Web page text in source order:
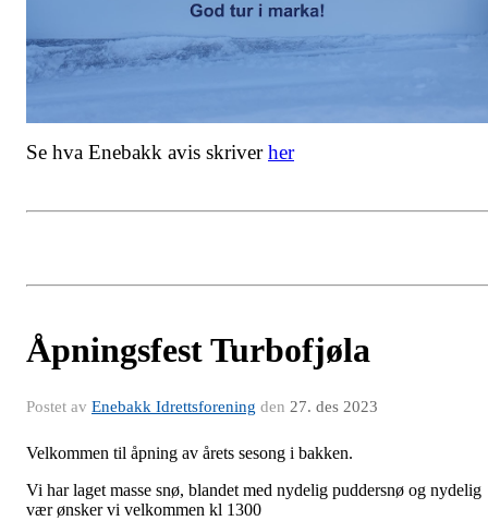
Se hva Enebakk avis skriverher
Åpningsfest Turbofjøla
Postet av Enebakk Idrettsforening den 27. des 2023
Velkommen til åpning av årets sesong i bakken.
Vi har laget masse snø, blandet med nydelig puddersnø og nydelig
vær ønsker vi velkommen kl 1300